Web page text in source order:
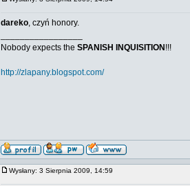
dareko, czyń honory.
Nobody expects the SPANISH INQUISITION !!!
http://zlapany.blogspot.com/
Wysłany: 3 Sierpnia 2009, 14:59